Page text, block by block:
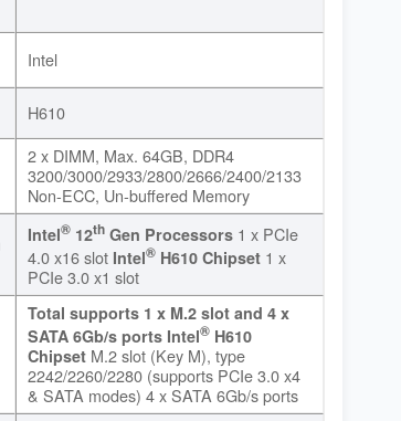
Intel
H610
2 x DIMM, Max. 64GB, DDR4
3200/3000/2933/2800/2666/2400/2133
Non-ECC, Un-buffered Memory
Intel® 12th Gen Processors 1 x PCIe
4.0 x16 slot Intel® H610 Chipset 1 x
PCIe 3.0 x1 slot
Total supports 1 x M.2 slot and 4 x
SATA 6Gb/s ports Intel® H610
Chipset M.2 slot (Key M), type
2242/2260/2280 (supports PCIe 3.0 x4
& SATA modes) 4 x SATA 6Gb/s ports